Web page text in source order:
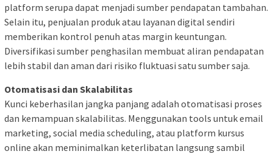
platform serupa dapat menjadi sumber pendapatan tambahan.
Selain itu, penjualan produk atau layanan digital sendiri
memberikan kontrol penuh atas margin keuntungan.
Diversifikasi sumber penghasilan membuat aliran pendapatan
lebih stabil dan aman dari risiko fluktuasi satu sumber saja.
Otomatisasi dan Skalabilitas
Kunci keberhasilan jangka panjang adalah otomatisasi proses
dan kemampuan skalabilitas. Menggunakan tools untuk email
marketing, social media scheduling, atau platform kursus
online akan meminimalkan keterlibatan langsung sambil